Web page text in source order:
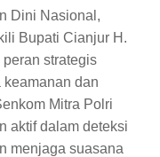
Dini Nasional,
Bupati Cianjur H.
strategis
dan
Mitra Polri
aktif dalam deteksi
menjaga suasana